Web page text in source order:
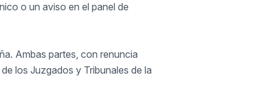
o un aviso en el panel de
Ambas partes, con renuncia
los Juzgados y Tribunales de la